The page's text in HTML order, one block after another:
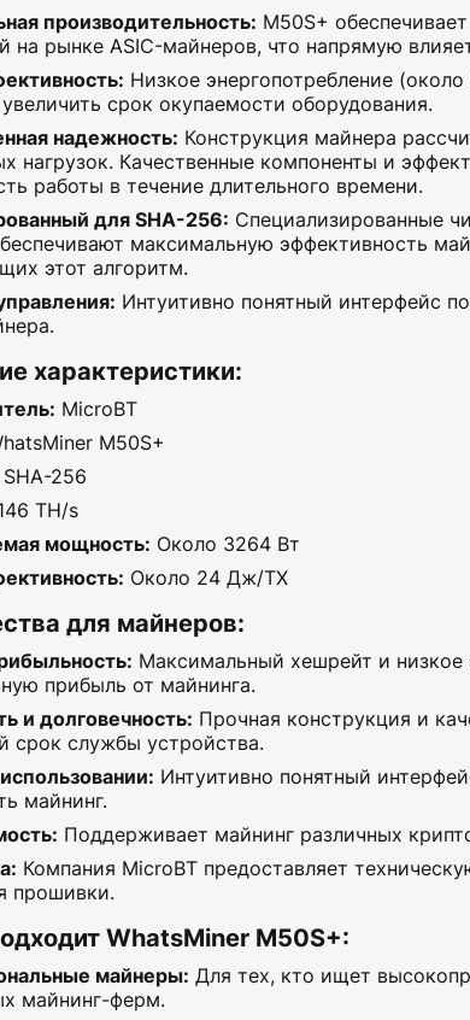
производительность: M50S+
на рынке ASIC-майнеров, что напрямую
Низкое энергопотребление
срок окупаемости оборудования.
надежность: Конструкция майнера
нагрузок. Качественные компоненты и
работы в течение длительного времени.
для SHA-256: Специализированные
максимальную эффективность
этот алгоритм.
Интуитивно понятный интерфейс
характеристики:
MicroBT
M50S+
SHA-256
TH/s
мощность: Около 3264 Вт
Около 24 Дж/ТХ
для майнеров:
Максимальный хешрейт и низкое
прибыль от майнинга.
и долговечность: Прочная конструкция и
срок службы устройства.
Интуитивно понятный
майнинг.
Поддерживает майнинг различных
Компания MicroBT предоставляет
прошивки.
WhatsMiner M50S+:
майнеры: Для тех, кто ищет
майнинг-ферм.